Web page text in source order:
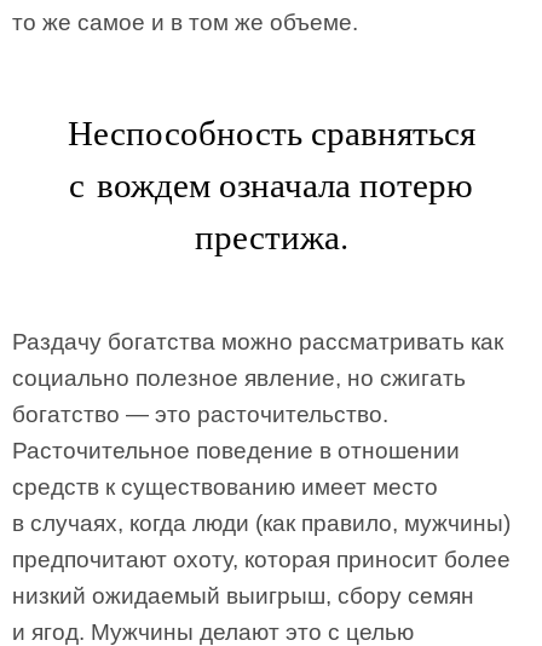
то же самое и в том же объеме.
Неспособность сравняться
с вождем означала потерю
престижа.
Раздачу богатства можно рассматривать как
социально полезное явление, но сжигать
богатство — это расточительство.
Расточительное поведение в отношении
средств к существованию имеет место
в случаях, когда люди (как правило, мужчины)
предпочитают охоту, которая приносит более
низкий ожидаемый выигрыш, сбору семян
и ягод. Мужчины делают это с целью